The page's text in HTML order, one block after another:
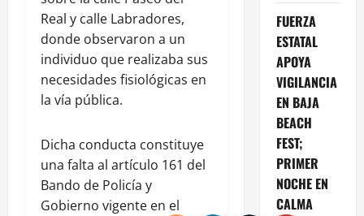
Real y calle Labradores,
donde observaron a un
individuo que realizaba sus
necesidades fisiológicas en
la vía pública.
Dicha conducta constituye
una falta al artículo 161 del
Bando de Policía y
Gobierno vigente en el
FUERZA
ESTATAL
APOYA
VIGILANCIA
EN BAJA
BEACH
FEST;
PRIMER
NOCHE EN
CALMA